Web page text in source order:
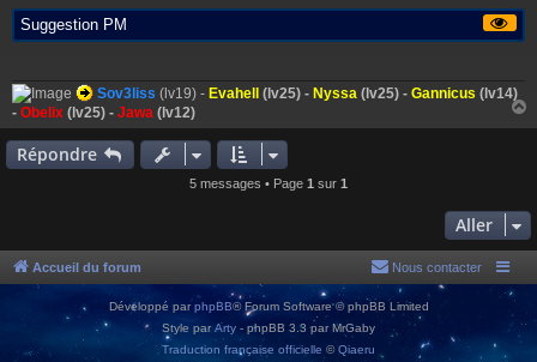
Suggestion PM
Sov3liss (lv19) - Evahell (lv25) - Nyssa (lv25) - Gannicus (lv14)
- Obelix (lv25) - Jawa (lv12)
a
Répondre
5 messages • Page 1 sur 1
Aller
Accueil du forum Nous contacter
Développé par phpBB® Forum Software © phpBB Limited
Style parArty - phpBB 3.3 par MrGaby
Traduction française officielle ©Qiaeru